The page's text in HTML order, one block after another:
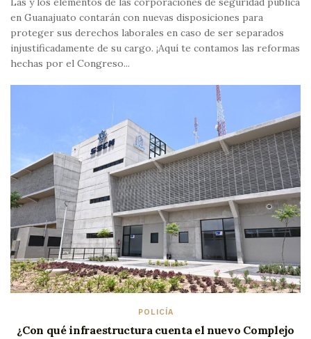
en Guanajuato contarán con nuevas disposiciones para
proteger sus derechos laborales en caso de ser separados
injustificadamente de su cargo. ¡Aquí te contamos las reformas
hechas por el Congreso...
POLICÍA
¿Con qué infraestructura cuenta el nuevo Complejo